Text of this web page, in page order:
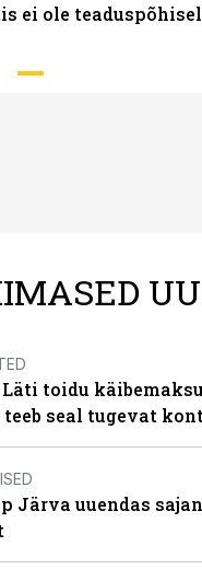
ei ole
Läti toidu
seal tugevat
Järva uuendas